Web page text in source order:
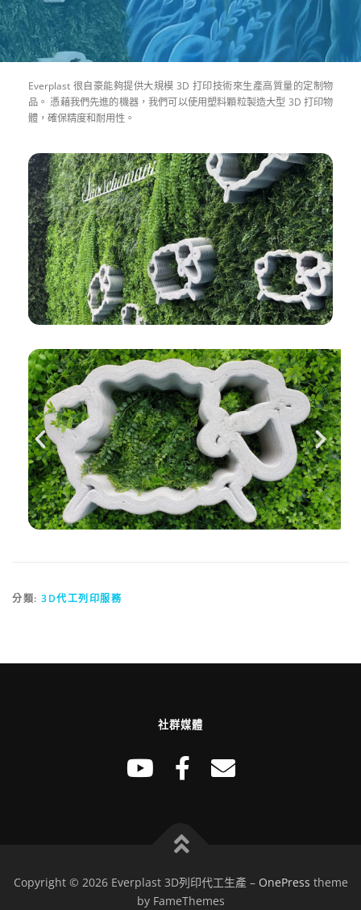
Everplast 很自豪能夠提供大規模 3D 打印技術來生產高質量的定制物
品。 憑藉我們先進的機器，我們可以使用塑料顆粒製造大型 3D 打印物
體，確保精度和耐用性。
分類: 3D代工列印服務
社群媒體
Copyright © 2026 Everplast 3D列印代工生產– OnePress theme
by FameThemes